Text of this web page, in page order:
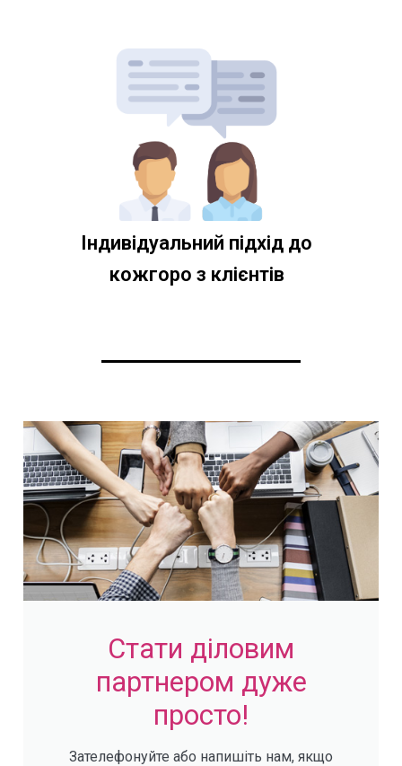
Індивідуальний підхід до
кожгоро з клієнтів
Стати діловим
партнером дуже
просто!
Зателефонуйте або напишіть нам, якщо